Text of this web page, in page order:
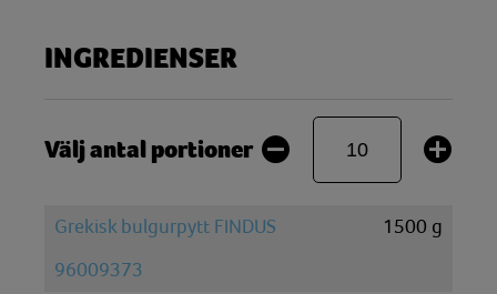
INGREDIENSER
Välj antal portioner
Grekisk bulgurpytt FINDUS
96009373
1500 g